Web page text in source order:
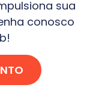
sua
conosco